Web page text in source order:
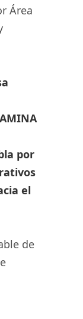
Área
por
el
de